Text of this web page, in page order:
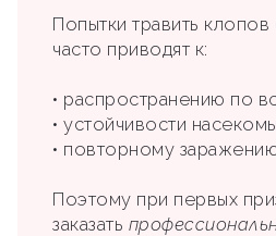
Попытки травить
часто приводят к:
• распространению по
• устойчивости
• повторному
Поэтому при первых
заказать